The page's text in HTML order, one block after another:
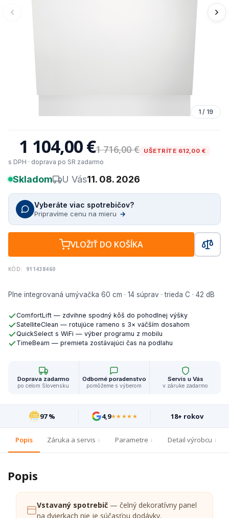
1 / 19
Plne integrovaná umývačka 60 cm · 14 súprav · trieda C · 42 dB
ComfortLift — zdvihne spodný kôš do pohodlnej výšky
SatelliteClean — rotujúce rameno s 3× väčším dosahom
QuickSelect s WiFi — výber programu z mobilu
TimeBeam — premieta zostávajúci čas na podlahu
1 104,00 €1 716,00 € UŠETRÍTE 612,00 €
s DPH · doprava po SR zadarmo
Skladom U Vás11. 08. 2026
Vyberáte viac spotrebičov?
Pripravíme cenu na mieru →
VLOŽIŤ DO KOŠÍKA
KÓD: 911438460
Doprava zadarmo
po celom Slovensku
Odborné poradenstvo
pomôžeme s výberom
Servis u Vás
v záruke zadarmo
97 % 4,9★★★★★ 18+ rokov
Popis Záruka a servis Parametre Detail výrobcu
Popis
Vstavaný spotrebič — čelný dekoratívny panel
na dvierkach nie je súčasťou dodávky.